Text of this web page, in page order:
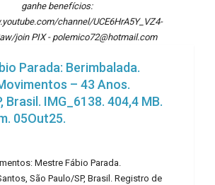
ganhe benefícios:
channel/UCE6HrA5Y_VZ4-
join PIX - polemico72@hotmail.com
Parada: Berimbalada.
– 43 Anos.
Brasil. IMG_6138. 404,4 MB.
05Out25.
Mestre Fábio Parada.
São Paulo/SP, Brasil. Registro de